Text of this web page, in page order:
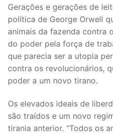
Gerações e gerações de
política de George Orwell
animais da fazenda contra
do poder pela força de
que parecia ser a utopia
contra os revolucionários,
poder a um novo tirano.
Os elevados ideais de
são traídos e um novo
tirania anterior. “Todos os